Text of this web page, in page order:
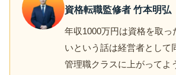
資格転職監修者 竹本明弘
年収1000万円は資格を取っ
いという話は経営者として
管理職クラスに上がってよ